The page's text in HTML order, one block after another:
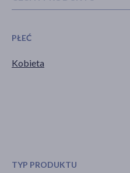
PŁEĆ
Kobieta
TYP PRODUKTU